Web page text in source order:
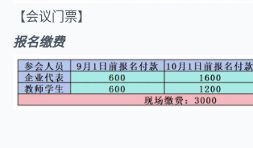
【会议门票】
报名缴费